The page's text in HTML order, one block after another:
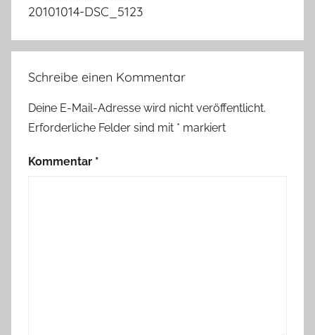
20101014-DSC_5123
Schreibe einen Kommentar
Deine E-Mail-Adresse wird nicht veröffentlicht.
Erforderliche Felder sind mit * markiert
Kommentar *